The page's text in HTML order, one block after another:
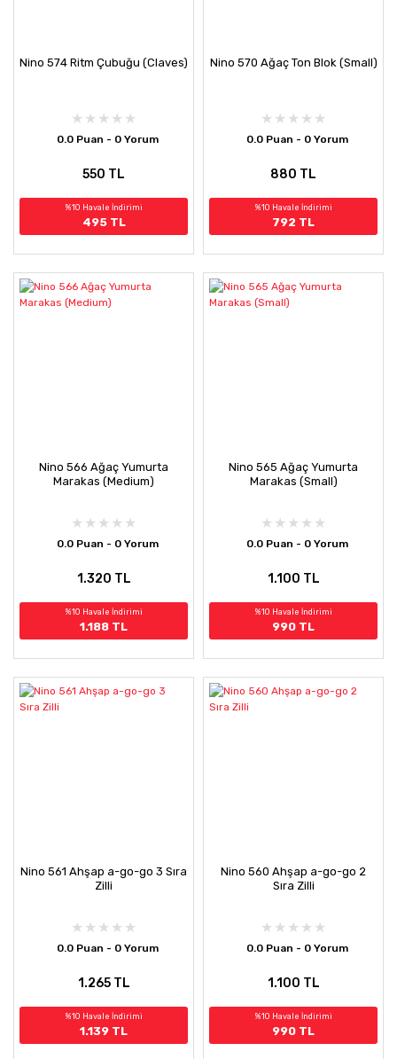
Nino 574 Ritm Çubuğu (Claves)
0.0 Puan - 0 Yorum
550 TL
%10 Havale İndirimi
495 TL
Nino 570 Ağaç Ton Blok (Small)
0.0 Puan - 0 Yorum
880 TL
%10 Havale İndirimi
792 TL
Nino 566 Ağaç Yumurta
Marakas (Medium)
0.0 Puan - 0 Yorum
1.320 TL
%10 Havale İndirimi
1.188 TL
Nino 565 Ağaç Yumurta
Marakas (Small)
0.0 Puan - 0 Yorum
1.100 TL
%10 Havale İndirimi
990 TL
Nino 561 Ahşap a-go-go 3 Sıra
Zilli
0.0 Puan - 0 Yorum
1.265 TL
%10 Havale İndirimi
1.139 TL
Nino 560 Ahşap a-go-go 2
Sıra Zilli
0.0 Puan - 0 Yorum
1.100 TL
%10 Havale İndirimi
990 TL